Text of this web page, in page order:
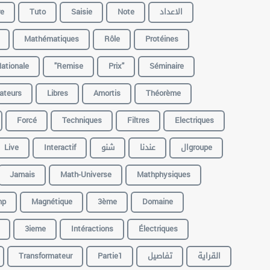
Tuto Saisie Note
الاعداد
Mathématiques
Rôle
Protéines
"remise Prix"
Séminaire
Libres Amortis
Théorème
Forcé
Techniques Filtres
Electriques
Live
Interactif شنو عندنا
الgroupe
Jamais
Math-Universe
Mathphysiques
Magnétique 3ème
Domaine
3ieme
Intéractions
Électriques
Transformateur
Partie1 تفاصيل القراية